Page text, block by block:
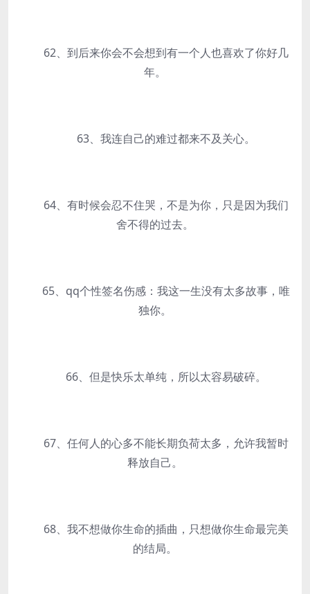
62、到后来你会不会想到有一个人也喜欢了你好几
年。
63、我连自己的难过都来不及关心。
64、有时候会忍不住哭，不是为你，只是因为我们
舍不得的过去。
65、qq个性签名伤感：我这一生没有太多故事，唯
独你。
66、但是快乐太单纯，所以太容易破碎。
67、任何人的心多不能长期负荷太多，允许我暂时
释放自己。
68、我不想做你生命的插曲，只想做你生命最完美
的结局。